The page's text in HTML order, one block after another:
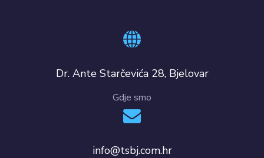
Dr. Ante Starčevića 28, Bjelovar
Gdje smo
info@tsbj.com.hr